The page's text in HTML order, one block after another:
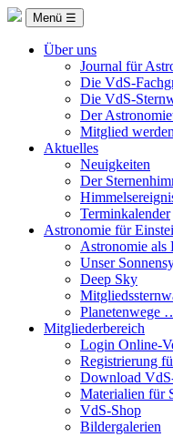
Menü ☰
Über uns
Journal für
Die VdS-
Die VdS-
Der
Mitglied werden
Aktuelles
Neuigkeiten
Der
Terminkalender
Astronomie für
Astronomie als
Unser
Deep Sky
Planetenwege
Mitgliederbereich
Login Online-
Registrierung
Download
Materialien für
VdS-Shop
Bildergalerien